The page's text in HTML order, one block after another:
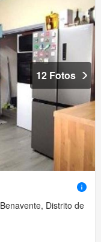
12 Fotos
Distrito de